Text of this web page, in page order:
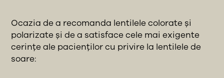
Ocazia de a recomanda lentilele colorate și
polarizate și de a satisface cele mai exigente
cerințe ale pacienților cu privire la lentilele de
soare: